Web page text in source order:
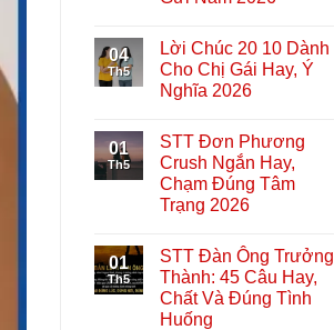
04
Th5
Lời Chúc 20 10 Dành
Cho Chị Gái Hay, Ý
Nghĩa 2026
01
Th5
STT Đơn Phương
Crush Ngắn Hay,
Chạm Đúng Tâm
Trạng 2026
01
Th5
STT Đàn Ông Trưởng
Thành: 45 Câu Hay,
Chất Và Đúng Tình
Huống